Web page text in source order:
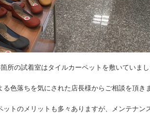
所の試着室はタイルカーペットを敷いていまし
る色落ちを気にされた店長様からご相談を頂き
ットのメリットも多々ありますが、メンテナン